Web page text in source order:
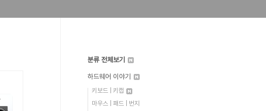
분류 전체보기
하드웨어 이야기
키보드 | 키캡
마우스 | 패드 | 번지